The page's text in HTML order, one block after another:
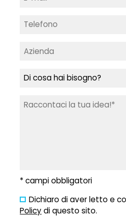
* campi obbligatori
Dichiaro di aver letto e
Policydi questo sito.